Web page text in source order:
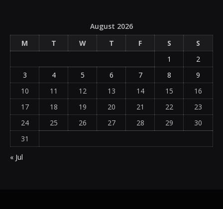
August 2026
M
T W T F S
S
1
2
3
4 5 6 7 8
9
10
11 12 13 14 15
16
17
18 19 20 21 22
23
24
25 26 27 28 29
30
31
« Jul